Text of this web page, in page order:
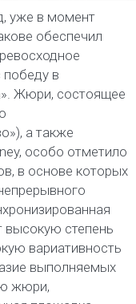
уже в момент
обеспечил
победу в
Жюри, состоящее
а также
особо отметило
в основе которых
высокую степень
вариативность
выполняемых
жюри,